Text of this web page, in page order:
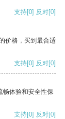
支持[0] 反对[0]
价格，买到最合适
支持[0] 反对[0]
畅体验和安全性保
支持[0] 反对[0]